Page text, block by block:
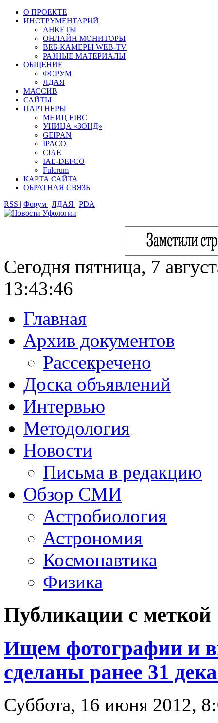
О ПРОЕКТЕ
ИНСТРУМЕНТАРИЙ
АНКЕТЫ
ОНЛАЙН МОНИТОРЫ
ВЕБ-КАМЕРЫ WEB-TV
РАЗНЫЕ МАТЕРИАЛЫ
ОБЩЕНИЕ
ФОРУМ
ЛДАЯ
МАССИВ
САЙТЫ
ПАРТНЕРЫ
МНИЦ EIBC
УНИЦА «ЗОНД»
GEIPAN
IPACO
CIAE
IAE-DEFCO
Fulcrum
КАРТА САЙТА
ОБРАТНАЯ СВЯЗЬ
RSS | Форум | ЛДАЯ | PDA
Сегодня пятница, 7
13:43:48
Главная
Архив документов
Рассекречено
Доска объявлений
Интервью
Методология
Новости
Письма в редакцию
Обзор СМИ
Астробиология
Астрономия
Космонавтика
Физика
Публикации с
Ищем фотографии и
сделаны ранее 31
Суббота, 16 июня 2012,